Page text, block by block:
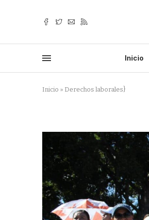
Inicio
Inicio » Derechos laborales}